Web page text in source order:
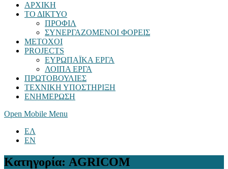
ΑΡΧΙΚΗ
ΤΟ ΔΙΚΤΥΟ
ΠΡΟΦΙΛ
ΣΥΝΕΡΓΑΖΟΜΕΝΟΙ ΦΟΡΕΙΣ
ΜΕΤΟΧΟΙ
PROJECTS
ΕΥΡΩΠΑΪΚΑ ΕΡΓΑ
ΛΟΙΠΑ ΕΡΓΑ
ΠΡΩΤΟΒΟΥΛΙΕΣ
ΤΕΧΝΙΚΗ ΥΠΟΣΤΗΡΙΞΗ
ΕΝΗΜΕΡΩΣΗ
Open Mobile Menu
ΕΛ
EN
Κατηγορία: AGRICOM